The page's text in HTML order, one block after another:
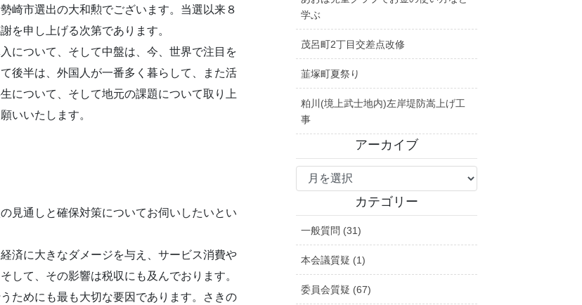
市選出の大和勲でございます。当選以来８
を申し上げる次第であります。
について、そして中盤は、今、世界で注目を
後半は、外国人が一番多く暮らして、また活
について、そして地元の課題について取り上
いいたします。
通しと確保対策についてお伺いしたいとい
済に大きなダメージを与え、サービス消費や
して、その影響は税収にも及んでおります。
ためにも最も大切な要因であります。さきの
学ぶ
茂呂町2丁目交差点改修
韮塚町夏祭り
粕川(境上武士地内)左岸堤防嵩上げ工
事
アーカイブ
ア
イ
ブ
カテゴリー
一般質問 (31)
本会議質疑 (1)
委員会質疑 (67)